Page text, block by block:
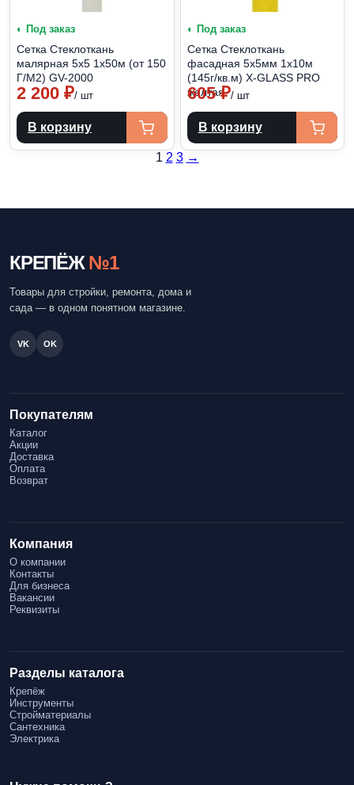
◐ Под заказ
Сетка Стеклоткань
малярная 5х5 1х50м (от 150
Г/М2) GV-2000
2 200 ₽/ шт
В корзину
◐ Под заказ
Сетка Стеклоткань
фасадная 5х5мм 1х10м
(145г/кв.м) X-GLASS PRO
желтая
605₽/ шт
В корзину
Пагинация
1 2 3 →
КРЕПЁЖ №1
Товары для стройки, ремонта, дома и
сада — в одном понятном магазине.
VK OK
Покупателям
Каталог
Акции
Доставка
Оплата
Возврат
Компания
О компании
Контакты
Для бизнеса
Вакансии
Реквизиты
Разделы каталога
Крепёж
Инструменты
Стройматериалы
Сантехника
Электрика